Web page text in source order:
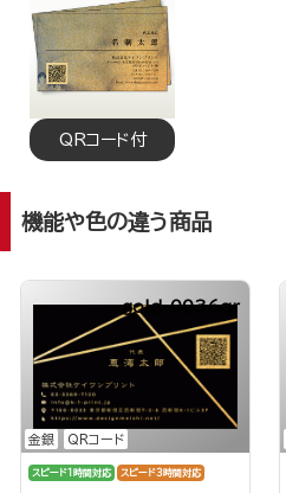
QRコード付
機能や色の違う商品
金銀 QRコード
gold-0036qr
スピード1時間対応 スピード3時間対応